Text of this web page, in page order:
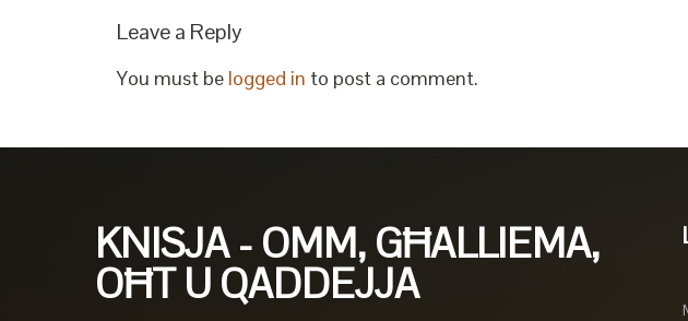
Leave a Reply
You must be logged in to post a comment.
KNISJA - OMM, GĦALLIEMA,
OĦT U QADDEJJA